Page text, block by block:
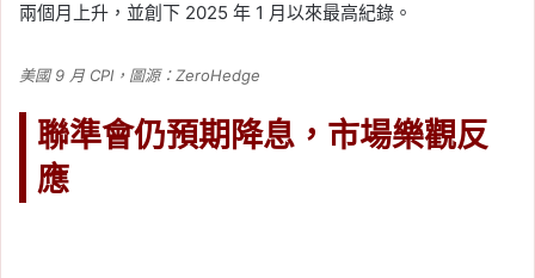
兩個月上升，並創下 2025 年 1 月以來最高紀錄。
美國 9 月 CPI，圖源：ZeroHedge
聯準會仍預期降息，市場樂觀反
應